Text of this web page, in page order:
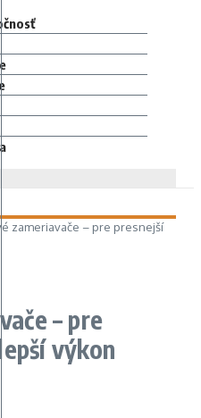
zameriavače – pre presnejší
– pre
výkon